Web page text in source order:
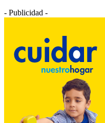
- Publicidad -